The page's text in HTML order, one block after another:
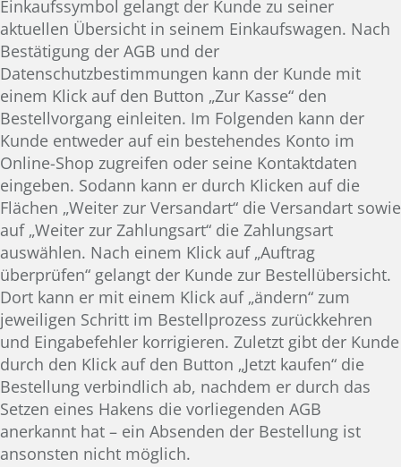
Einkaufssymbol gelangt der Kunde zu seiner
aktuellen Übersicht in seinem Einkaufswagen. Nach
Bestätigung der AGB und der
Datenschutzbestimmungen kann der Kunde mit
einem Klick auf den Button „Zur Kasse“ den
Bestellvorgang einleiten. Im Folgenden kann der
Kunde entweder auf ein bestehendes Konto im
Online-Shop zugreifen oder seine Kontaktdaten
eingeben. Sodann kann er durch Klicken auf die
Flächen „Weiter zur Versandart“ die Versandart sowie
auf „Weiter zur Zahlungsart“ die Zahlungsart
auswählen. Nach einem Klick auf „Auftrag
überprüfen“ gelangt der Kunde zur Bestellübersicht.
Dort kann er mit einem Klick auf „ändern“ zum
jeweiligen Schritt im Bestellprozess zurückkehren
und Eingabefehler korrigieren. Zuletzt gibt der Kunde
durch den Klick auf den Button „Jetzt kaufen“ die
Bestellung verbindlich ab, nachdem er durch das
Setzen eines Hakens die vorliegenden AGB
anerkannt hat – ein Absenden der Bestellung ist
ansonsten nicht möglich.